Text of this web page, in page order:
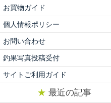
お買物ガイド
個人情報ポリシー
お問い合わせ
釣果写真投稿受付
サイトご利用ガイド
★ 最近の記事